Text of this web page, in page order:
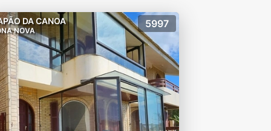
DA CANOA
NOVA
5997